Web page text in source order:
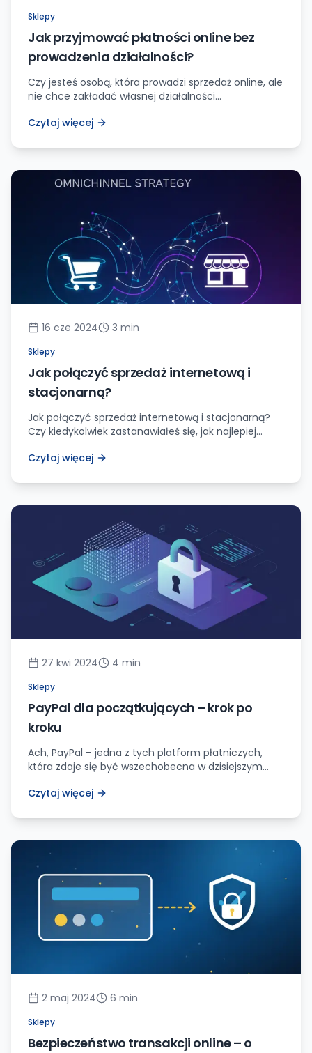
Sklepy
Jak przyjmować płatności online bez
prowadzenia działalności?
Czy jesteś osobą, która prowadzi sprzedaż online, ale
nie chce zakładać własnej działalności
trochę ekstra gotówki, oferując swoje usługi lub
mam dla Ciebie kilka świetnych sposobów, dzięki
przyjmować płatności online bez konieczności
Czytaj więcej
16 cze 2024 3 min
Sklepy
Jak połączyć sprzedaż internetową i
stacjonarną?
Jak połączyć sprzedaż internetową i stacjonarną?
Czy kiedykolwiek zastanawiałeś się, jak najlepiej
tradycyjnym sklepem stacjonarnym? Jeśli tak, to
strony internetowe, mam przyjemność podzielić się
Dlaczego warto zintegrować sprzedaż […]
Czytaj więcej
27 kwi 2024 4 min
Sklepy
PayPal dla początkujących – krok po
kroku
Ach, PayPal – jedna z tych platform płatniczych,
która zdaje się być wszechobecna w dzisiejszym
tych, którzy wciąż zastanawiają się, jak w pełni
usługa? Nic dziwnego, w końcu ta wszechstronna
przytłaczająca, zwłaszcza jeśli korzystasz z […]
Czytaj więcej
2 maj 2024 6 min
Sklepy
Bezpieczeństwo transakcji online – o